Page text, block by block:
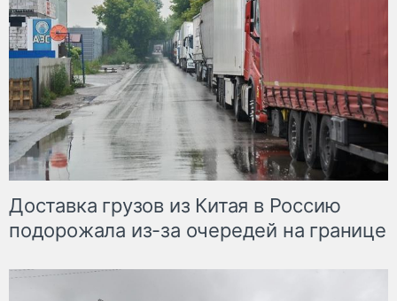
Доставка грузов из Китая в Россию
подорожала из-за очередей на границе